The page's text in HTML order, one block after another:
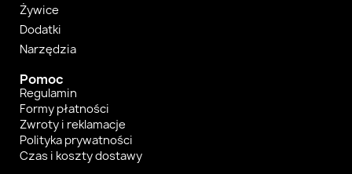
Żywice
Dodatki
Narzędzia
Pomoc
Regulamin
Formy płatności
Zwroty i reklamacje
Polityka prywatności
Czas i koszty dostawy